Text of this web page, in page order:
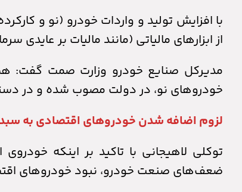
با افزایش تولید و واردات خودرو (نو و
از ابزارهای مالیاتی (مانند مالیات بر عایدی
مدیرکل صنایع خودرو وزارت صمت گفت:
خودرو‌های نو، در دولت مصوب شده و در
لزوم اضافه شدن خودرو‌های اقتصادی به سبد
توکلی لاهیجانی با تاکید بر اینکه
ضعف‌های صنعت خودرو، نبود خودرو‌های